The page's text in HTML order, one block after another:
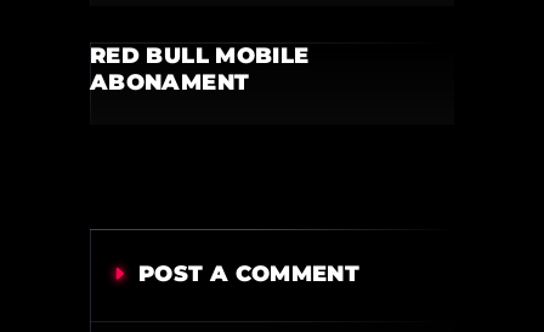
RED BULL MOBILE
ABONAMENT
POST A COMMENT